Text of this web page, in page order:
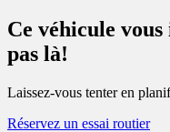
Ce véhicule vous
pas là!
Laissez-vous tenter en
Réservez un essai routier